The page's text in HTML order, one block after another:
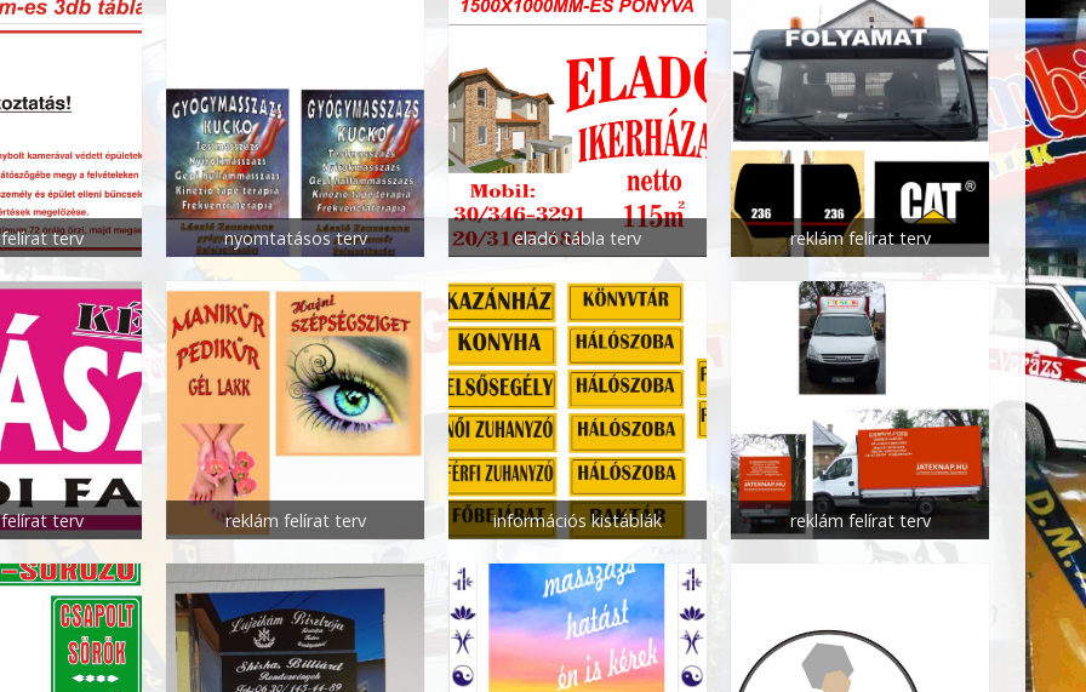
terv nyomtatásos terv eladó tábla terv reklám felírat terv
terv reklám felírat terv információs kistáblák reklám felírat terv